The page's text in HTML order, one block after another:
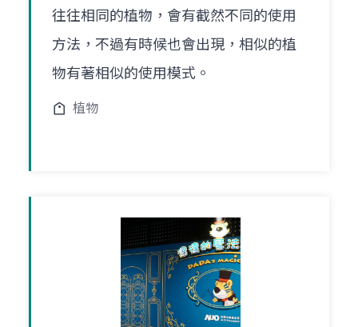
往往相同的植物，會有截然不同的使用
方法，不過有時候也會出現，相似的植
物有著相似的使用模式。
植物